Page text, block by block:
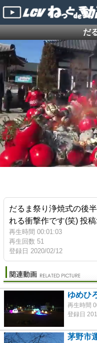
だ
だるま祭り浄焼式の後
れる衝撃作です(笑) 投
再生時間 00:01:03
再生回数 51
登録日 2020/02/12
ゆめひ
再生時間
登録日
茅野市